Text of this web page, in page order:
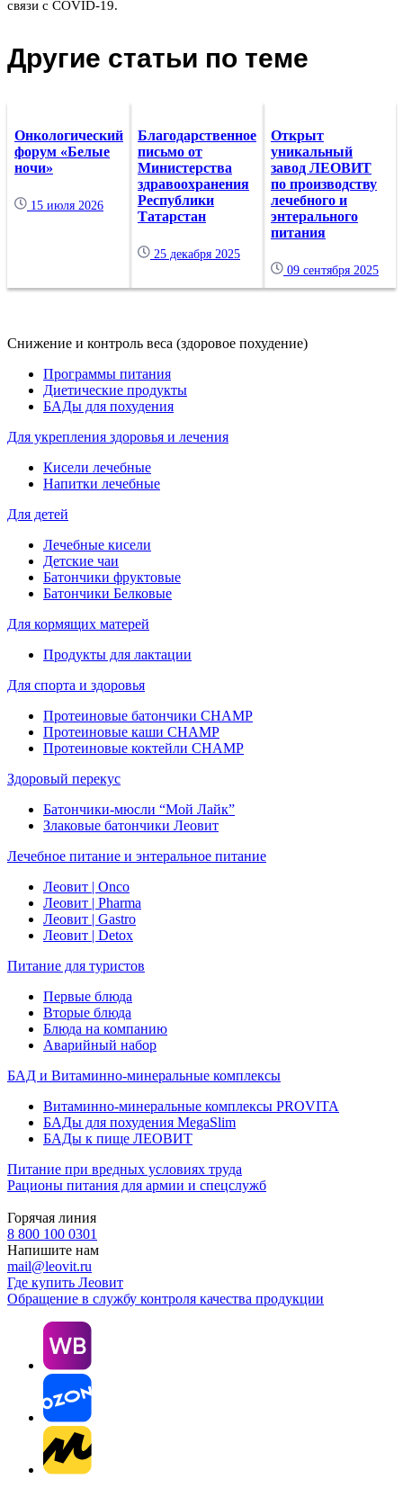
связи с COVID-19.
Другие статьи по теме
Онкологический
форум «Белые
ночи»
15 июля 2026
Благодарственное
письмо от
Министерства
здравоохранения
Республики
Татарстан
25 декабря 2025
Открыт
уникальный
завод ЛЕОВИТ
по производству
лечебного и
энтерального
питания
09 сентября 2025
Снижение и контроль веса (здоровое похудение)
Программы питания
Диетические продукты
БАДы для похудения
Для укрепления здоровья и лечения
Кисели лечебные
Напитки лечебные
Для детей
Лечебные кисели
Детские чаи
Батончики фруктовые
Батончики Белковые
Для кормящих матерей
Продукты для лактации
Для спорта и здоровья
Протеиновые батончики CHAMP
Протеиновые каши CHAMP
Протеиновые коктейли CHAMP
Здоровый перекус
Батончики-мюсли “Мой Лайк”
Злаковые батончики Леовит
Лечебное питание и энтеральное питание
Леовит | Onco
Леовит | Pharma
Леовит | Gastro
Леовит | Detox
Питание для туристов
Первые блюда
Вторые блюда
Блюда на компанию
Аварийный набор
БАД и Витаминно-минеральные комплексы
Витаминно-минеральные комплексы PROVITA
БАДы для похудения MegaSlim
БАДы к пище ЛЕОВИТ
Питание при вредных условиях труда
Рационы питания для армии и спецслужб
Горячая линия
8 800 100 0301
Напишите нам
mail@leovit.ru
Где купить Леовит
Обращение в службу контроля качества продукции